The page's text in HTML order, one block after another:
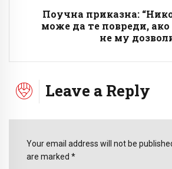
Поучна приказна:
може да те повреди, ако
не му
Leave a Reply
Your email address will not be
are marked *